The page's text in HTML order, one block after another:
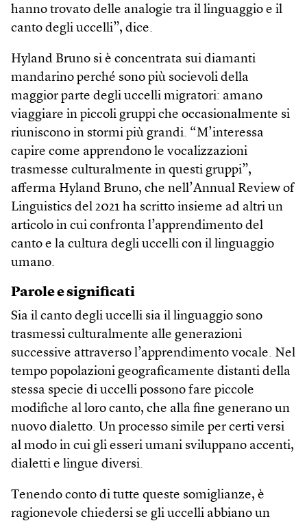
hanno trovato delle analogie tra il linguaggio e il
canto degli uccelli”, dice.
Hyland Bruno si è concentrata sui diamanti
mandarino perché sono più socievoli della
maggior parte degli uccelli migratori: amano
viaggiare in piccoli gruppi che occasionalmente si
riuniscono in stormi più grandi. “M’interessa
capire come apprendono le vocalizzazioni
trasmesse culturalmente in questi gruppi”,
afferma Hyland Bruno, che nell’Annual Review of
Linguistics del 2021 ha scritto insieme ad altri un
articolo in cui confronta l’apprendimento del
canto e la cultura degli uccelli con il linguaggio
umano.
Parole e significati
Sia il canto degli uccelli sia il linguaggio sono
trasmessi culturalmente alle generazioni
successive attraverso l’apprendimento vocale. Nel
tempo popolazioni geograficamente distanti della
stessa specie di uccelli possono fare piccole
modifiche al loro canto, che alla fine generano un
nuovo dialetto. Un processo simile per certi versi
al modo in cui gli esseri umani sviluppano accenti,
dialetti e lingue diversi.
Tenendo conto di tutte queste somiglianze, è
ragionevole chiedersi se gli uccelli abbiano un